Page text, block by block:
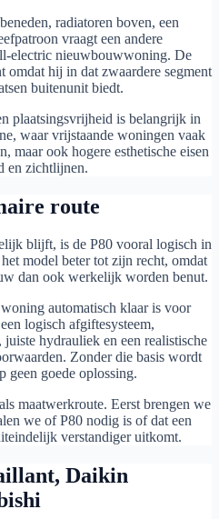
radiatoren boven, een
vraagt een andere
electric nieuwbouwwoning. De
omdat hij in dat zwaardere segment
buitenunit biedt.
plaatsingsvrijheid is belangrijk in
waar vrijstaande woningen vaak
maar ook hogere esthetische eisen
en zichtlijnen.
route
blijft, is de P80 vooral logisch in
model beter tot zijn recht, omdat
dan ook werkelijk worden benut.
automatisch klaar is voor
logisch afgiftesysteem,
hydrauliek en een realistische
Zonder die basis wordt
geen goede oplossing.
maatwerkroute. Eerst brengen we
we of P80 nodig is of dat een
verstandiger uitkomt.
Daikin